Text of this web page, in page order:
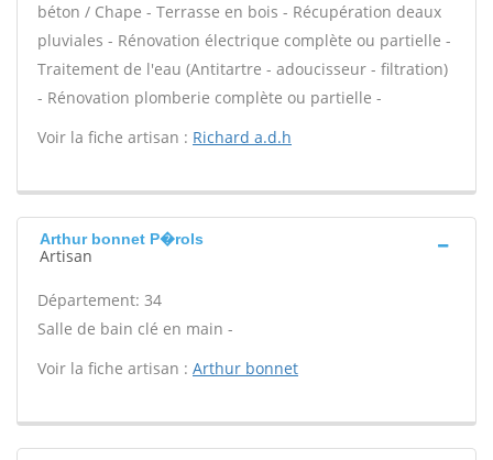
béton / Chape - Terrasse en bois - Récupération deaux
pluviales - Rénovation électrique complète ou partielle -
Traitement de l'eau (Antitartre - adoucisseur - filtration)
- Rénovation plomberie complète ou partielle -
Voir la fiche artisan : Richard a.d.h
Arthur bonnet P�rols
Artisan
Département: 34
Salle de bain clé en main -
Voir la fiche artisan : Arthur bonnet